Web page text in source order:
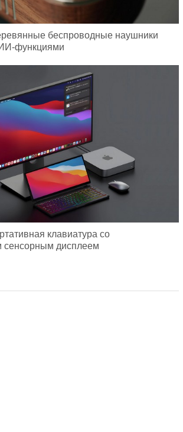
беспроводные наушники
функциями
клавиатура со
сенсорным дисплеем